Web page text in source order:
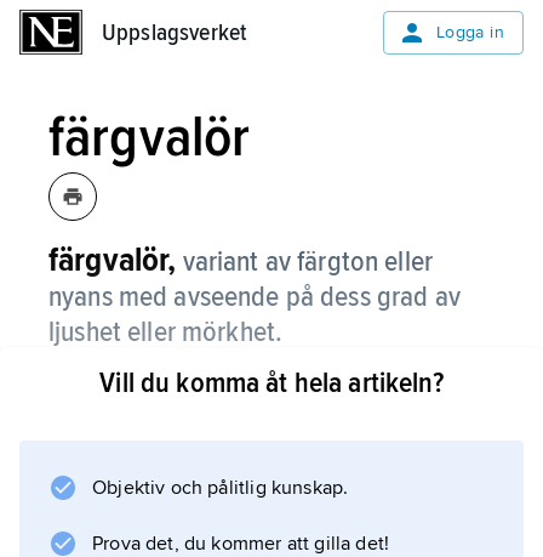
Uppslagsverket Logga in
färgvalör
färgvalör, variant av färgton eller
nyans med avseende på dess grad av
ljushet eller mörkhet.
Vill du komma åt hela artikeln?
Objektiv och pålitlig kunskap.
Prova det, du kommer att gilla det!